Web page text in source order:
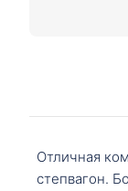
Отличная
степвагон.